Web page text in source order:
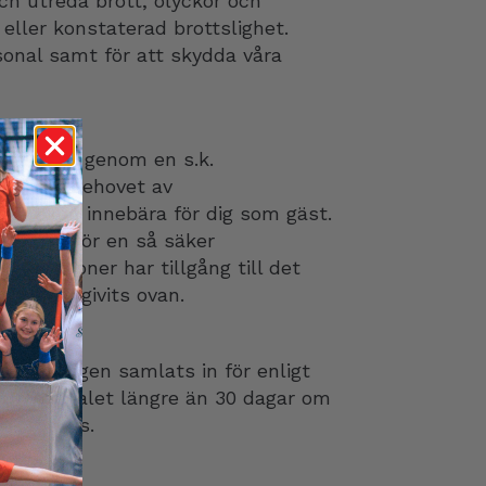
konstaterad brottslighet.
samt för att skydda våra
är genom en s.k.
att behovet av
kan innebära för dig som gäst.
för en så säker
personer har tillgång till det
angivits ovan.
samlats in för enligt
materialet längre än 30 dagar om
process.